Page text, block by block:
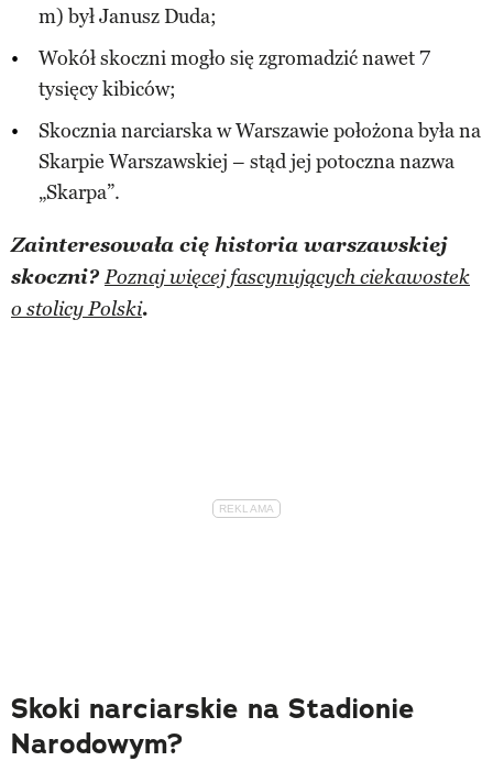
m) był Janusz Duda;
Wokół skoczni mogło się zgromadzić nawet 7
tysięcy kibiców;
Skocznia narciarska w Warszawie położona była na
Skarpie Warszawskiej – stąd jej potoczna nazwa
„Skarpa”.
Zainteresowała cię historia warszawskiej
skoczni? Poznaj więcej fascynujących ciekawostek
o stolicy Polski.
Skoki narciarskie na Stadionie
Narodowym?